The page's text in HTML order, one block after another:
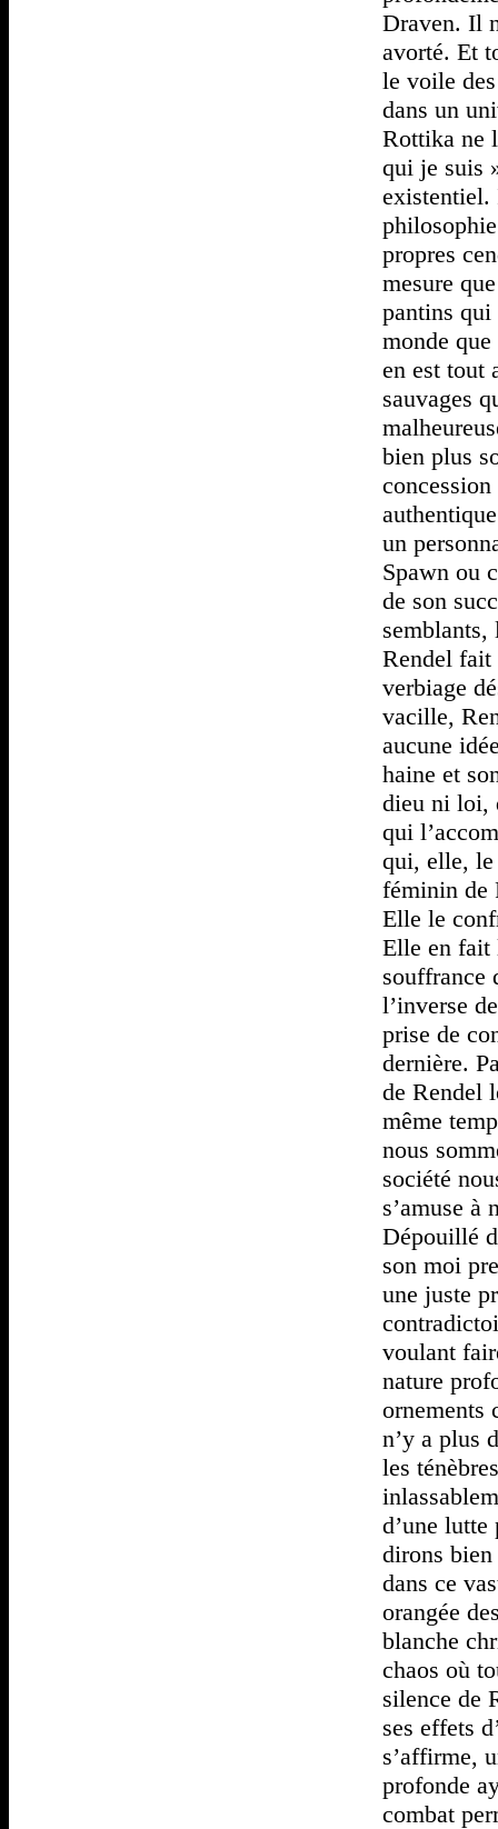
Draven. Il
avorté. Et
le voile
dans un
Rottika ne
qui je suis
existentiel.
propres
mesure
pantins qui
monde
en est tout
sauvages
bien plus
un
Spawn ou
de son
semblants,
Rendel fait
verbiage
vacille,
aucune
haine et
dieu ni loi,
qui
qui, elle,
féminin de
Elle le
Elle en fait
souffrance
l’inverse
prise de
dernière.
de Rendel
même
nous
société
s’amuse à
Dépouillé
son moi
une juste
voulant
nature
ornements
n’y a plus
les
d’une lutte
dirons bien
dans ce
orangée
blanche
chaos où
silence de
ses effets
s’affirme,
profonde
combat